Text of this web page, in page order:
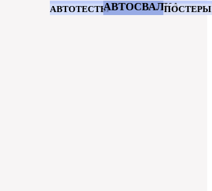
АВТОТЕСТЫАВТОСВАЛКАПОСТЕРЫ